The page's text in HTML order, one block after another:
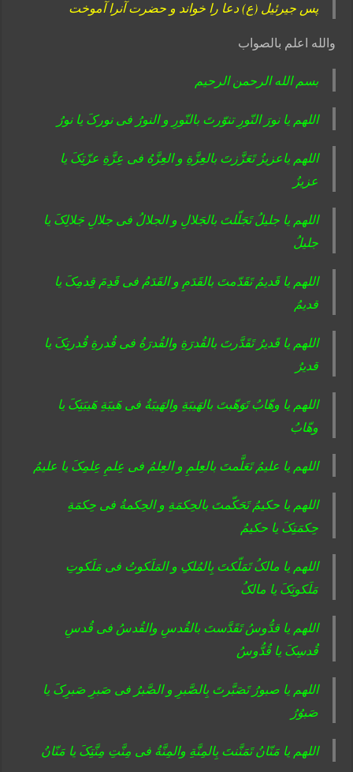
پس جیرئیل (ع) دعا را خواند و حضرت آنرا آموخت
والله اعلم بالصواب
بسم الله الرحمن الرحیم
اللهم یا نورَ النّورِ تنوّرتَ بالنّورِ و النورُ فی نورکَ یا نورُ
اللهم یاعزیزُ تَعَزَّزتَ بالعِزَّةِ و العِزَّهُ فی عِزَّةِ عزّتِکَ یا
عزیزُ
اللهم یا جلیلُ تَجَلّلتَ بالجَلالِ و الجلالُ فی جلالِ جَلالِکَ یا
جلیلُ
اللهم یا قَدیمُ تَقَدّمتَ بالقَدَمِ و القَدَمُ فی قَدِمَ قِدمِکَ یا
قدیمُ
اللهم یا قَدیرُ تَقَدَّرتَ بالقُدرَةِ والقُدرَةُ فی قُدرةِ قُدرتِکَ یا
قدیرُ
اللهم یا وهّابُ تَوَهّبتَ بالهَیبَةِ والهَیبَةُ فی هَیبَةِ هَیبَتِکَ یا
وهّابُ
اللهم یا علیمُ تَعَلَّمتَ بالعِلمِ و العِلمُ فی عِلمِ عِلمِکَ یا علیمُ
اللهم یا حکیمُ تَحَکّمتَ بالحِکمَةِ و الحِکمةُ فی حِکمَةِ
حِکمَتِکَ یا حکیمُ
اللهم یا مالکُ تَمَلّکتَ بِالمُلکِ و المَلَکوتُ فی مَلَکوتِ
مَلَکوتِکَ یا مالکُ
اللهم یا قدُّوسُ تَقَدَّستَ بالقُدسِ والقُدسُ فی قُدسِ
قُدسِکَ یا قُدُّوسُ
اللهم یا صبورُ تَصَبَّرتَ بِالصَّبرِ و الصَّبرُ فی صَبرِ صَبرِکَ یا
صَبوُرُ
اللهم یا مَنّانُ تَمَنَّنتَ بِالمِنَّةِ والمِنَّةُ فی مِنَّتِ مِنَّتِکَ یا مَنّانُ